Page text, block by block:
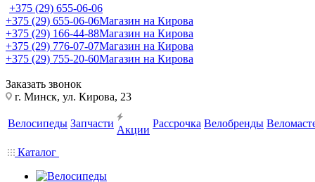
+375 (29) 655-06-06
+375 (29) 655-06-06Магазин на Кирова
+375 (29) 166-44-88Магазин на Кирова
+375 (29) 776-07-07Магазин на Кирова
+375 (29) 755-20-60Магазин на Кирова
Заказать звонок
г. Минск, ул. Кирова, 23
Велосипеды Запчасти
Акции
Рассрочка Велобренды
Каталог